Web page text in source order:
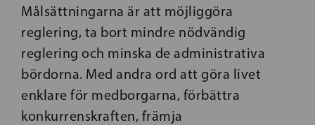
Målsättningarna är att möjliggöra
reglering, ta bort mindre nödvändig
reglering och minska de administrativa
bördorna. Med andra ord att göra livet
enklare för medborgarna, förbättra
konkurrenskraften, främja